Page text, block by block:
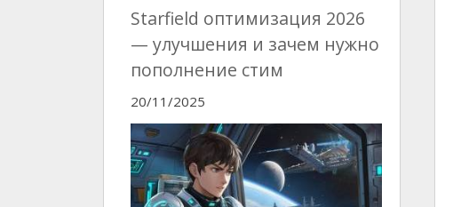
Starfield оптимизация 2026
— улучшения и зачем нужно
пополнение стим
20/11/2025